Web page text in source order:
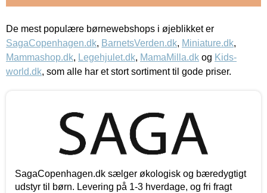
De mest populære børnewebshops i øjeblikket er
SagaCopenhagen.dk, BarnetsVerden.dk, Miniature.dk,
Mammashop.dk, Legehjulet.dk, MamaMilla.dk og Kids-
world.dk, som alle har et stort sortiment til gode priser.
SagaCopenhagen.dk sælger økologisk og bæredygtigt
udstyr til børn. Levering på 1-3 hverdage, og fri fragt